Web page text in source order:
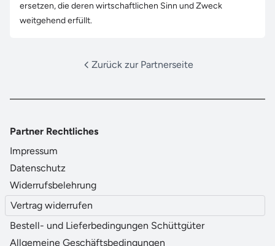
ersetzen, die deren wirtschaftlichen Sinn und Zweck
weitgehend erfüllt.
Zurück zur Partnerseite
Partner Rechtliches
Impressum
Datenschutz
Widerrufsbelehrung
Vertrag widerrufen
Bestell- und Lieferbedingungen Schüttgüter
Allgemeine Geschäftsbedingungen